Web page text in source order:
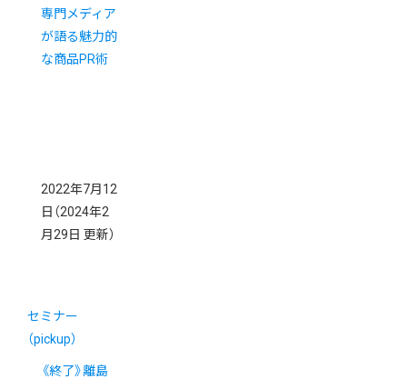
専門メディア
が語る魅力的
な商品PR術
2022年7月12
日 （2024年2
月29日 更新）
セミナー
（pickup）
《終了》離島